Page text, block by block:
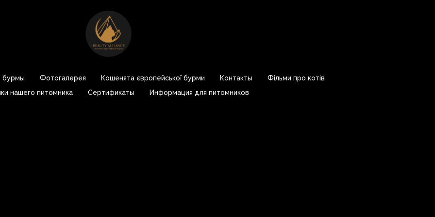
бурмы Фотогалерея Кошенята європейської бурми Контакты
Фільми про котів
нашего питомника
Сертификаты Информация для питомников